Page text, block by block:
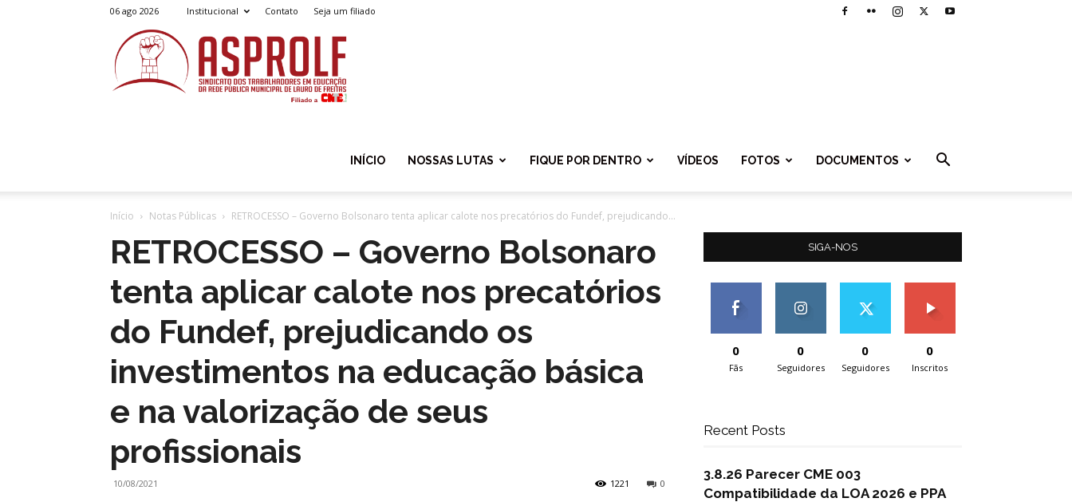
06 ago 2026 Institucional Contato Seja um filiado
INÍCIO NOSSAS LUTAS FIQUE POR DENTRO VÍDEOS FOTOS DOCUMENTOS
Início Notas Públicas RETROCESSO – Governo Bolsonaro tenta aplicar calote nos precatórios do Fundef, prejudicando...
RETROCESSO – Governo Bolsonaro
tenta aplicar calote nos precatórios
do Fundef, prejudicando os
investimentos na educação básica
e na valorização de seus
profissionais
10/08/2021 0
1221
SIGA-NOS
0
Fãs
0
Seguidores
0
Seguidores
0
Inscritos
Recent Posts
3.8.26 Parecer CME 003
Compatibilidade da LOA 2026 e PPA